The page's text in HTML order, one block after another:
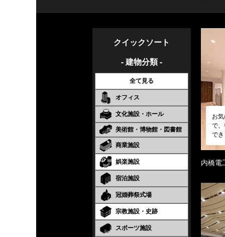
クイックソート
- 建物分類 -
全て見る
オフィス
文化施設・ホール
美術館・博物館・図書館
商業施設
娯楽施設
宿泊施設
冠婚葬祭式場
宗教施設・史跡
スポーツ施設
お
で
で
内橋電